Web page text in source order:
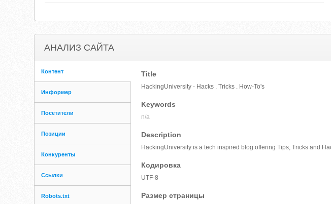
АНАЛИЗ САЙТА
Контент
Информер
Посетители
Позиции
Конкуренты
Ссылки
Robots.txt
Title
HackingUniversity - Hacks . Tricks . How-To's
Keywords
n/a
Description
HackingUniversity is a tech inspired blog offering Tips, Tricks and
Кодировка
UTF-8
Размер страницы